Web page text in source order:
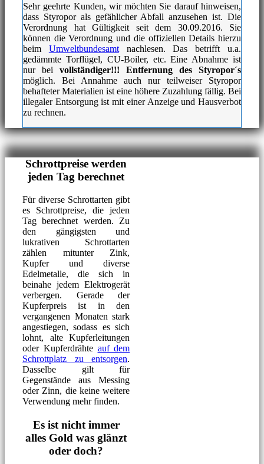
Sehr geehrte Kunden, wir möchten Sie darauf hinweisen,
dass Styropor als gefählicher Abfall anzusehen ist. Die
Verordnung hat Gültigkeit seit dem 30.09.2016. Sie
können die Verordnung und die offiziellen Details hierzu
beim Umweltbundesamtnachlesen. Das betrifft u.a.
gedämmte Torflügel, CU-Boiler, etc. Eine Abnahme ist
nur bei vollständiger!!! Entfernung des Styropor´s
möglich. Bei Annahme auch nur teilweiser Styropor
behafteter Materialien ist eine höhere Zuzahlung fällig. Bei
illegaler Entsorgung ist mit einer Anzeige und Hausverbot
zu rechnen.
Schrottpreise werden
jeden Tag berechnet
Für diverse Schrottarten gibt
es Schrottpreise, die jeden
Tag berechnet werden. Zu
den gängigsten und
lukrativen Schrottarten
zählen mitunter Zink,
Kupfer und diverse
Edelmetalle, die sich in
beinahe jedem Elektrogerät
verbergen. Gerade der
Kupferpreis ist in den
vergangenen Monaten stark
angestiegen, sodass es sich
lohnt, alte Kupferleitungen
oder Kupferdrähte auf dem
Schrottplatz zu entsorgen.
Dasselbe gilt für
Gegenstände aus Messing
oder Zinn, die keine weitere
Verwendung mehr finden.
Es ist nicht immer
alles Gold was glänzt
oder doch?